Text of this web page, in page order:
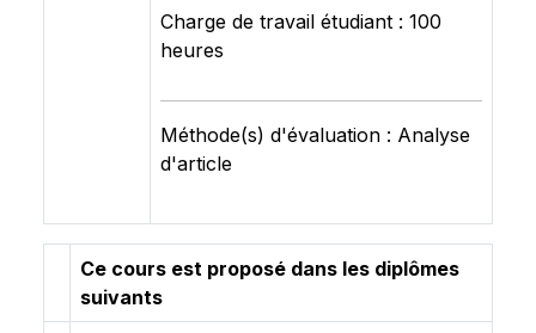
Charge de travail étudiant : 100
heures
Méthode(s) d'évaluation : Analyse
d'article
Ce cours est proposé dans les diplômes
suivants